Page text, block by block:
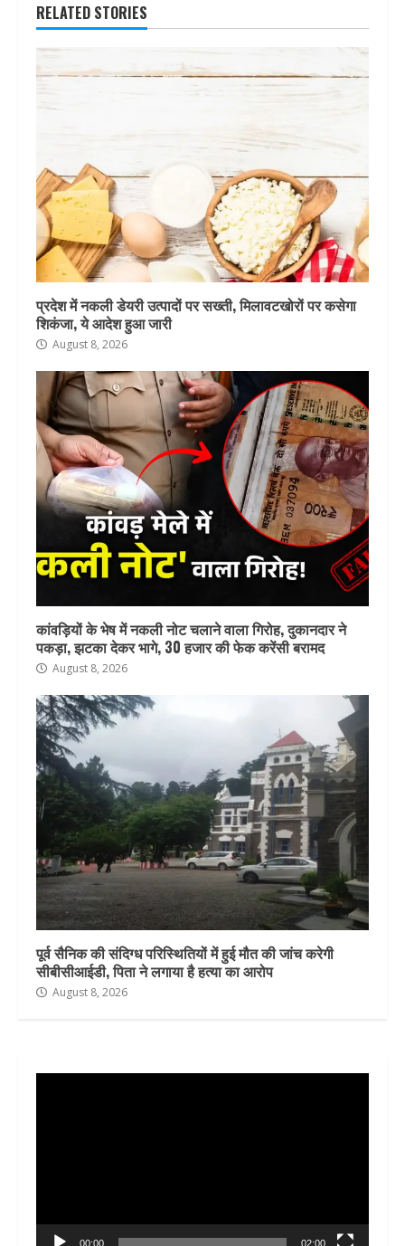
RELATED STORIES
प्रदेश में नकली डेयरी उत्पादों पर सख्ती, मिलावटखोरों पर कसेगा
शिकंजा, ये आदेश हुआ जारी
August 8, 2026
कांवड़ियों के भेष में नकली नोट चलाने वाला गिरोह, दुकानदार ने
पकड़ा, झटका देकर भागे, 30 हजार की फेक करेंसी बरामद
August 8, 2026
पूर्व सैनिक की संदिग्ध परिस्थितियों में हुई मौत की जांच करेगी
सीबीसीआईडी, पिता ने लगाया है हत्या का आरोप
August 8, 2026
00:00 02:00